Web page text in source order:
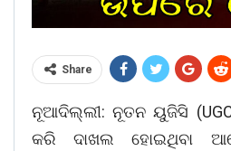
Share
ନୂଆଦିଲ୍ଲୀ: ନୂତନ ୟୁଜିସି
କରି ଦାଖଲ ହୋଇଥିବା